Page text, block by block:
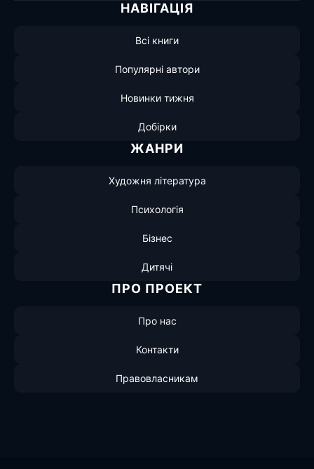
НАВІГАЦІЯ
Всі книги
Популярні автори
Новинки тижня
Добірки
ЖАНРИ
Художня література
Психологія
Бізнес
Дитячі
ПРО ПРОЕКТ
Про нас
Контакти
Правовласникам